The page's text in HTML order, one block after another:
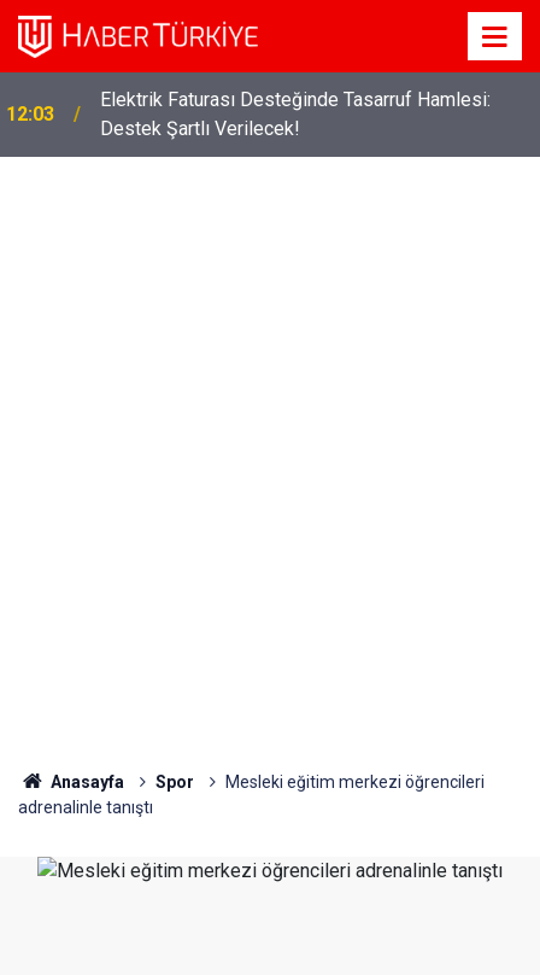
12:03
Elektrik Faturası Desteğinde Tasarruf Hamlesi:
Destek Şartlı Verilecek!
Anasayfa Spor
Mesleki eğitim merkezi öğrencileri
adrenalinle tanıştı